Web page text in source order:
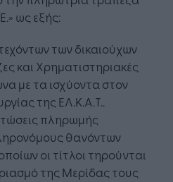
ως εξής:
των δικαιούχων
και Χρηματιστηριακές
με τα ισχύοντα στον
της ΕΛ.Κ.Α.Τ..
πληρωμής
θανόντων
οι τίτλοι τηρούνται
της Μερίδας τους